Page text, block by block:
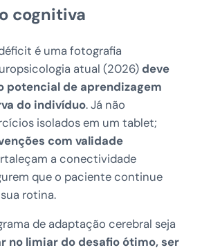
cognitiva
é uma fotografia
atual (2026) deve
potencial de aprendizagem
do indivíduo. Já não
isolados em um tablet;
com validade
a conectividade
que o paciente continue
rotina.
de adaptação cerebral seja
no limiar do desafio ótimo, ser